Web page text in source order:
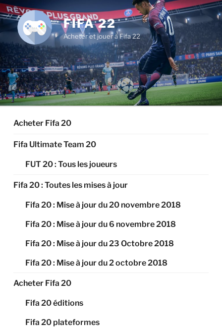
Aller
au
contenu
principal
FIFA 22
Acheter et jouer à Fifa 22
Acheter Fifa 20
Fifa Ultimate Team 20
FUT 20 : Tous les joueurs
Fifa 20 : Toutes les mises à jour
Fifa 20 : Mise à jour du 20 novembre 2018
Fifa 20 : Mise à jour du 6 novembre 2018
Fifa 20 : Mise à jour du 23 Octobre 2018
Fifa 20 : Mise à jour du 2 octobre 2018
Acheter Fifa 20
Fifa 20 éditions
Fifa 20 plateformes